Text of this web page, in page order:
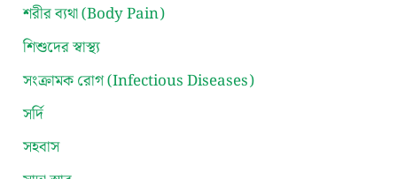
শরীর ব্যথা (Body Pain)
শিশুদের স্বাস্থ্য
সংক্রামক রোগ (Infectious Diseases)
সর্দি
সহবাস